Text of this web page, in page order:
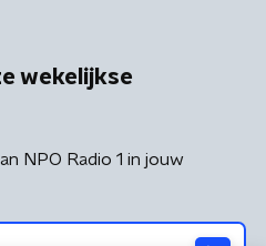
wekelijkse
NPO Radio 1 in jouw